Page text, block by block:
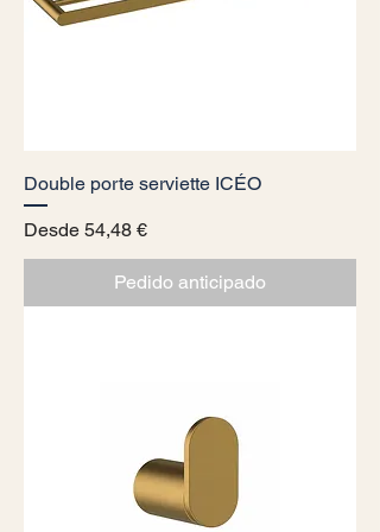
Double porte serviette ICÉO
Desde 54,48 €
Precio de oferta
Pedido anticipado